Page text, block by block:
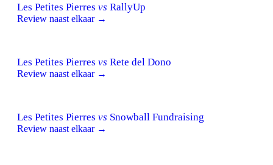
Les Petites Pierres vs RallyUp
Review naast elkaar →
Les Petites Pierres vs Rete del Dono
Review naast elkaar →
Les Petites Pierres vs Snowball Fundraising
Review naast elkaar →